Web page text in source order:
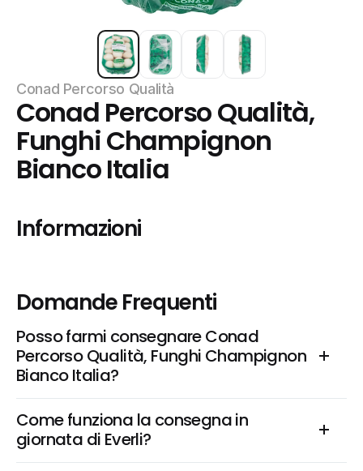
Conad Percorso Qualità
Conad Percorso Qualità,
Funghi Champignon
Bianco Italia
Informazioni
Domande Frequenti
Posso farmi consegnare Conad
Percorso Qualità, Funghi Champignon
Bianco Italia?
Come funziona la consegna in
giornata di Everli?